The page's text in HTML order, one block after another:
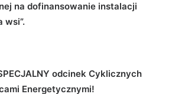
na dofinansowanie instalacji
wsi”.
odcinek Cyklicznych
Energetycznymi!